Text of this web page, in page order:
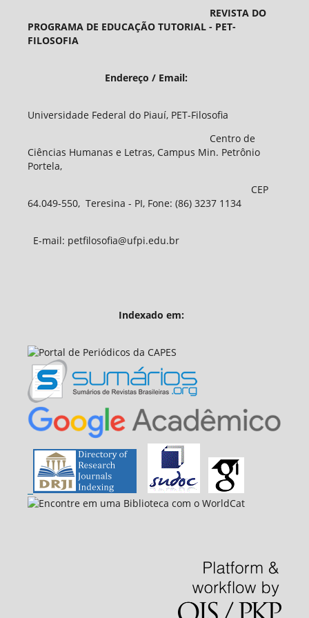
REVISTA DO
PROGRAMA DE EDUCAÇÃO TUTORIAL - PET-
FILOSOFIA
Endereço / Email:
Universidade Federal do Piauí, PET-Filosofia
Centro de
Ciências Humanas e Letras, Campus Min. Petrônio
Portela,
CEP
64.049-550, Teresina - PI, Fone: (86) 3237 1134
E-mail: petfilosofia@ufpi.edu.br
Indexado em: